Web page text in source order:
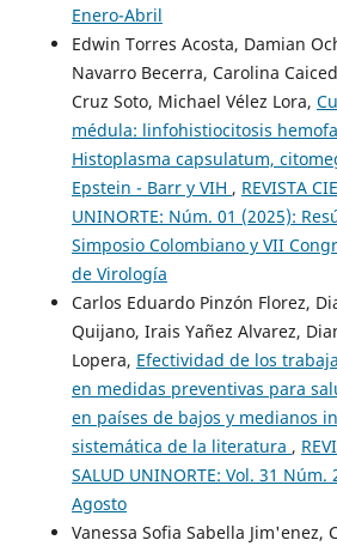
Enero-Abril
Edwin Torres Acosta, Damian
Navarro Becerra, Carolina
Cruz Soto, Michael Vélez Lora,
médula: linfohistiocitosis
Histoplasma capsulatum,
Epstein - Barr y VIH , REVISTA
UNINORTE: Núm. 01 (2025):
Simposio Colombiano y VII
de Virología
Carlos Eduardo Pinzón Florez,
Quijano, Irais Yañez Alvarez,
Lopera, Efectividad de los
en medidas preventivas para
en países de bajos y medianos
sistemática de la literatura ,
SALUD UNINORTE: Vol. 31 Núm.
Agosto
Vanessa Sofia Sabella Jim'enez,